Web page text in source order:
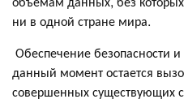
ни в одной стране мира.
Обеспечение безопасности
данный момент остается
совершенных существующих